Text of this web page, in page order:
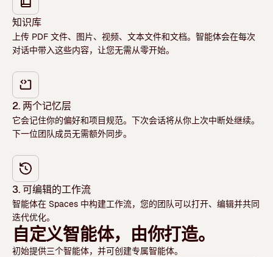
知识库
上传 PDF 文件、图片、视频、文本文件和文档。智能体会在每次
对话中带入这些内容，让您无需从零开始。
2. 两个记忆层
它会记住你的偏好和项目规范。下次会话将从你上次中断处继续。
下一位团队成员无需额外同步。
3. 可编辑的工作流
智能体在 Spaces 中构建工作流，您的团队可以打开、编辑并共同
迭代优化。
自定义智能体，由你打造。
初始提供三个智能体，并可创建专属智能体。